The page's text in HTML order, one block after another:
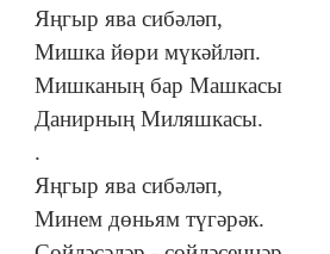
Яңгыр ява сибәләп,
Мишка йөри мүкәйләп.
Мишканың бар Машкасы
Данирның Миляшкасы.
.
Яңгыр ява сибәләп,
Минем дөньям түгәрәк.